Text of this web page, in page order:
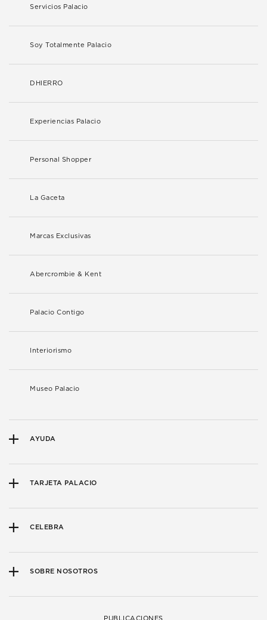
Servicios Palacio
Soy Totalmente Palacio
DHIERRO
Experiencias Palacio
Personal Shopper
La Gaceta
Marcas Exclusivas
Abercrombie & Kent
Palacio Contigo
Interiorismo
Museo Palacio
AYUDA
TARJETA PALACIO
CELEBRA
SOBRE NOSOTROS